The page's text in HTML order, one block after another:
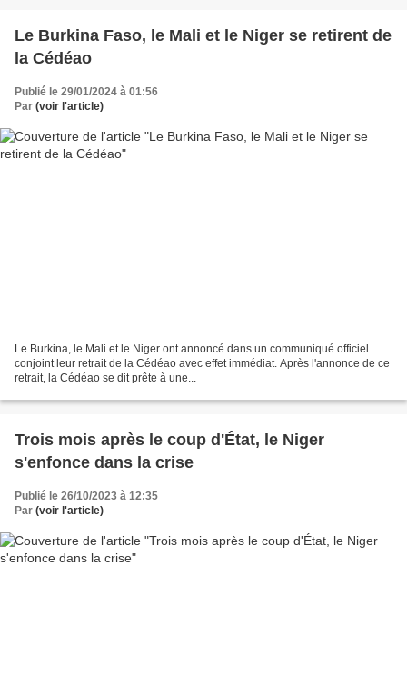
Le Burkina Faso, le Mali et le Niger se retirent de
la Cédéao
Publié le 29/01/2024 à 01:56
Par (voir l'article)
Le Burkina, le Mali et le Niger ont annoncé dans un communiqué officiel
conjoint leur retrait de la Cédéao avec effet immédiat. Après l'annonce de ce
retrait, la Cédéao se dit prête à une...
Trois mois après le coup d'État, le Niger
s'enfonce dans la crise
Publié le 26/10/2023 à 12:35
Par (voir l'article)